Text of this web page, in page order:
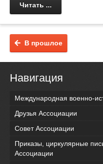
Читать ...
В прошлое
Навигация
Международная военно-
Друзья Ассоциации
Совет Ассоциации
Приказы, циркулярные
Ассоциации